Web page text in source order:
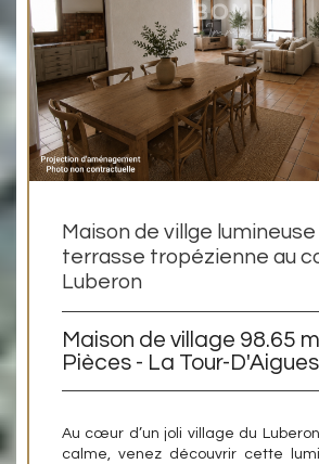
Maison de villge
terrasse tropézienne au
Luberon
Maison de village 98.65
Pièces - La Tour-D'Aigues
Au cœur d’un joli village du
calme, venez découvrir cette